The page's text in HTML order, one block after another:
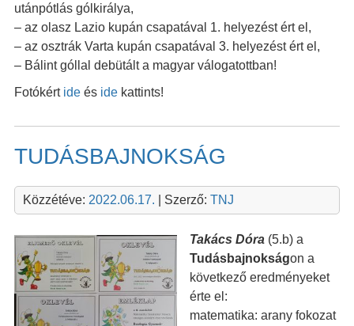
utánpótlás gólkirálya,
– az olasz Lazio kupán csapatával 1. helyezést ért el,
– az osztrák Varta kupán csapatával 3. helyezést ért el,
– Bálint góllal debütált a magyar válogatottban!
Fotókért ideés idekattints!
TUDÁSBAJNOKSÁG
Közzétéve: 2022.06.17. | Szerző: TNJ
Takács Dóra(5.b) a
Tudásbajnokságon a
következő eredményeket
érte el:
matematika: arany fokozat